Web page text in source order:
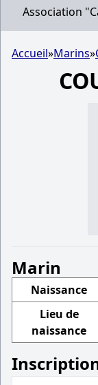
Association
Accueil»Marins»
Marin
Naissance
Lieu de
naissance